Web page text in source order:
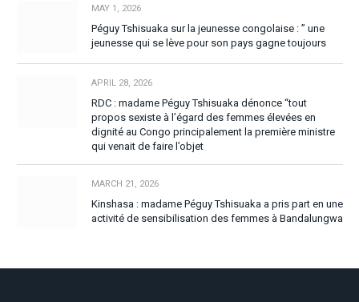
MAY 1, 2026
Péguy Tshisuaka sur la jeunesse congolaise : ” une
jeunesse qui se lève pour son pays gagne toujours
APRIL 28, 2026
RDC : madame Péguy Tshisuaka dénonce “tout
propos sexiste à l’égard des femmes élevées en
dignité au Congo principalement la première ministre
qui venait de faire l’objet
MARCH 21, 2026
Kinshasa : madame Péguy Tshisuaka a pris part en une
activité de sensibilisation des femmes à Bandalungwa